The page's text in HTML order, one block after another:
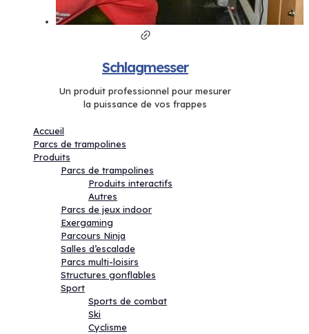
Schlagmesser
Un produit professionnel pour mesurer
la puissance de vos frappes
Accueil
Parcs de trampolines
Produits
Parcs de trampolines
Produits interactifs
Autres
Parcs de jeux indoor
Exergaming
Parcours Ninja
Salles d’escalade
Parcs multi-loisirs
Structures gonflables
Sport
Sports de combat
Ski
Cyclisme